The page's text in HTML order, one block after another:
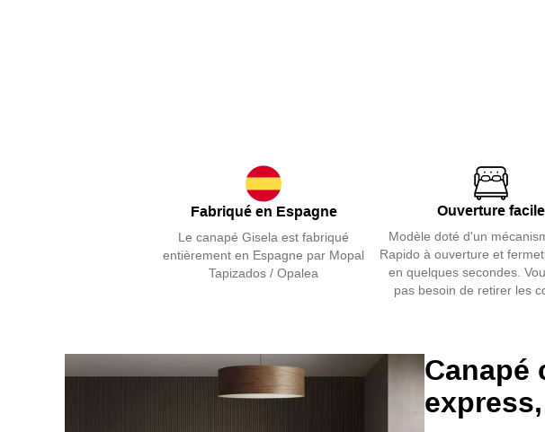
Fabriqué en Espagne
Le canapé Gisela est fabriqué
entièrement en Espagne par Mopal
Tapizados / Opalea
Ouverture facile
Modèle doté d'un
Rapido à ouverture et
en quelques secondes.
pas besoin de retirer les
Canapé